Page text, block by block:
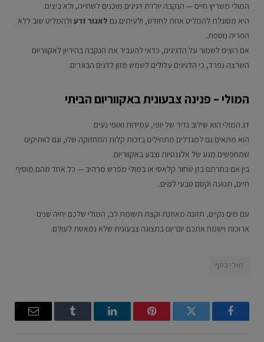
המולי משריץ חיים — הנקבה יולדת דגיגים מוכנים לשחייה, ולא ביצים.
היא מסוגלת להמליט אחת לחודש, ולעיתים גם לאגור זרע ולהמליט שוב ללא
הפריה נוספת.
אם רוצים לשמור על הדגיגים, כדאי להעביר את הנקבה בהיריון לאקווריום
השרצה נפרד, כי הדגיגים עלולים לשמש מזון לדגים הבוגרים.
המולי – פנינה צבעונית באקווריום הביתי
דג המולי הוא שילוב נדיר של יופי, עמידות ואופי נעים.
הוא מתאים גם למגדלים מתחילים בזכות קלות התחזוקה שלו, וגם לוותיקים
שמחפשים מגע של אלגנטיות וצבע באקווריום.
בין אם בחרתם בזן שחור קלאסי או במולי מפרש מרהיב — כל אחד מהם מוסיף
חיים, תנועה וקסם טבעי למים.
עם מים נקיים, תזונה מאוזנת וקצת תשומת לב, המולי שלכם יחיה שנים
ארוכות וישמח אתכם יום־יום בתצוגה צבעונית שלא נמאסת לעולם.
מולי כסף
Facebook
Twitter
Pinterest
LinkedIn
Tumblr
Email